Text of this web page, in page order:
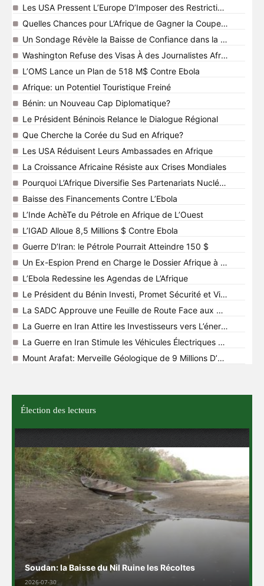
Les USA Pressent L’Europe D’Imposer des Restrictions Liées à
Quelles Chances pour L’Afrique de Gagner la Coupe du
Un Sondage Révèle la Baisse de Confiance dans la Justice en
Washington Refuse des Visas À des Journalistes Africains
L’OMS Lance un Plan de 518 M$ Contre Ebola
Afrique: un Potentiel Touristique Freiné
Bénin: un Nouveau Cap Diplomatique?
Le Président Béninois Relance le Dialogue Régional
Que Cherche la Corée du Sud en Afrique?
Les USA Réduisent Leurs Ambassades en Afrique
La Croissance Africaine Résiste aux Crises Mondiales
Pourquoi L’Afrique Diversifie Ses Partenariats Nucléaires?
Baisse des Financements Contre L’Ebola
L’Inde AchèTe du Pétrole en Afrique de L’Ouest
L’IGAD Alloue 8,5 Millions $ Contre Ebola
Guerre D’Iran: le Pétrole Pourrait Atteindre 150 $
Un Ex-Espion Prend en Charge le Dossier Afrique à
L’Ebola Redessine les Agendas de L’Afrique
Le Président du Bénin Investi, Promet Sécurité et Vie Meilleure
La SADC Approuve une Feuille de Route Face aux Marchés
La Guerre en Iran Attire les Investisseurs vers L’énergie
La Guerre en Iran Stimule les Véhicules Électriques en Afrique
Mount Arafat: Merveille Géologique de 9 Millions D’années
Élection des lecteurs
Soudan: la Baisse du Nil Ruine les Récoltes
2026-07-30